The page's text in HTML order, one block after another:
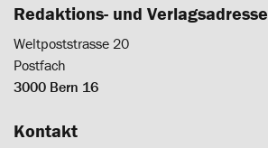
Redaktions- und Verlagsadresse
Weltpoststrasse 20
Postfach
3000 Bern 16
Kontakt